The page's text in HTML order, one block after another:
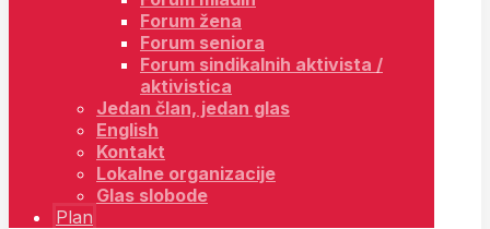
Forum žena
Forum seniora
Forum sindikalnih aktivista /
aktivistica
Jedan član, jedan glas
English
Kontakt
Lokalne organizacije
Glas slobode
Plan